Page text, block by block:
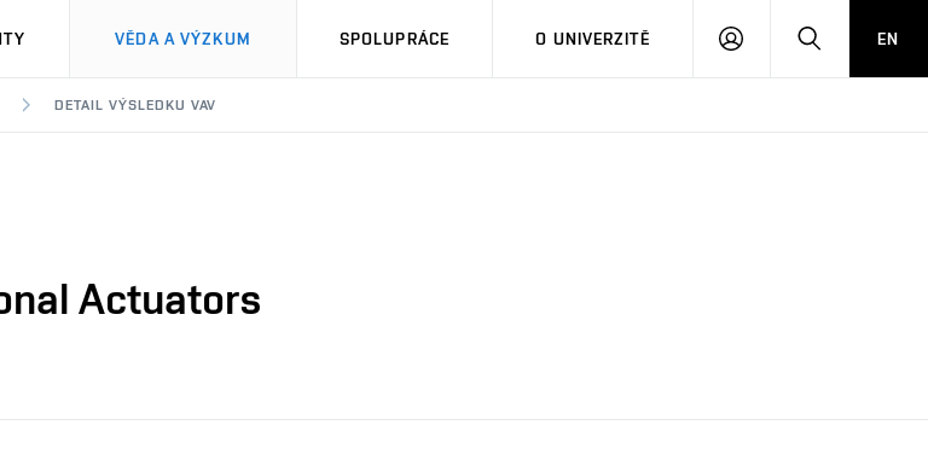
VĚDA A VÝZKUM SPOLUPRÁCE O UNIVERZITĚ
PŘIHLÁSIT HLEDATEN
DETAIL VÝSLEDKU VAV
Actuators